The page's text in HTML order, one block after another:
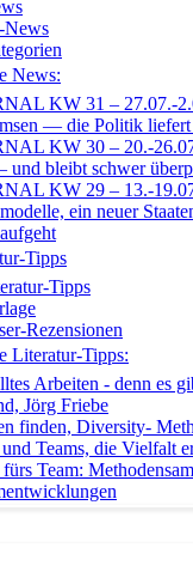
News:
KW 31 – 27.07.-
— die Politik
KW 30 – 20.-
bleibt schwer
KW 29 – 13.-
ein neuer
Tipps
Tipps
Rezensionen
Literatur-Tipps:
Arbeiten - denn es
Jörg Friebe
finden, Diversity-
Teams, die Vielfalt
Team: